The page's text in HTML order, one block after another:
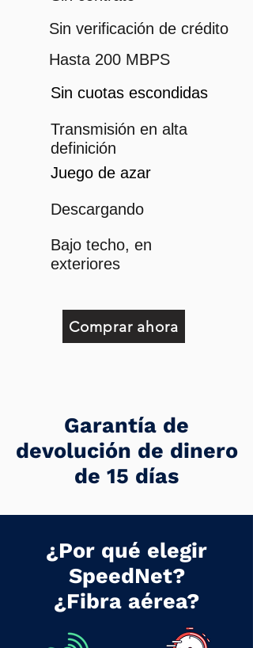
Sin verificación de crédito
Hasta 200 MBPS
Sin cuotas escondidas
Transmisión en alta
definición
Juego de azar
Descargando
Bajo techo, en
exteriores
Comprar ahora
Garantía de
devolución de dinero
de 15 días
¿Por qué elegir
SpeedNet?
¿Fibra aérea?